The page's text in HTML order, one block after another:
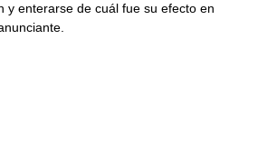
y enterarse de cuál fue su efecto en